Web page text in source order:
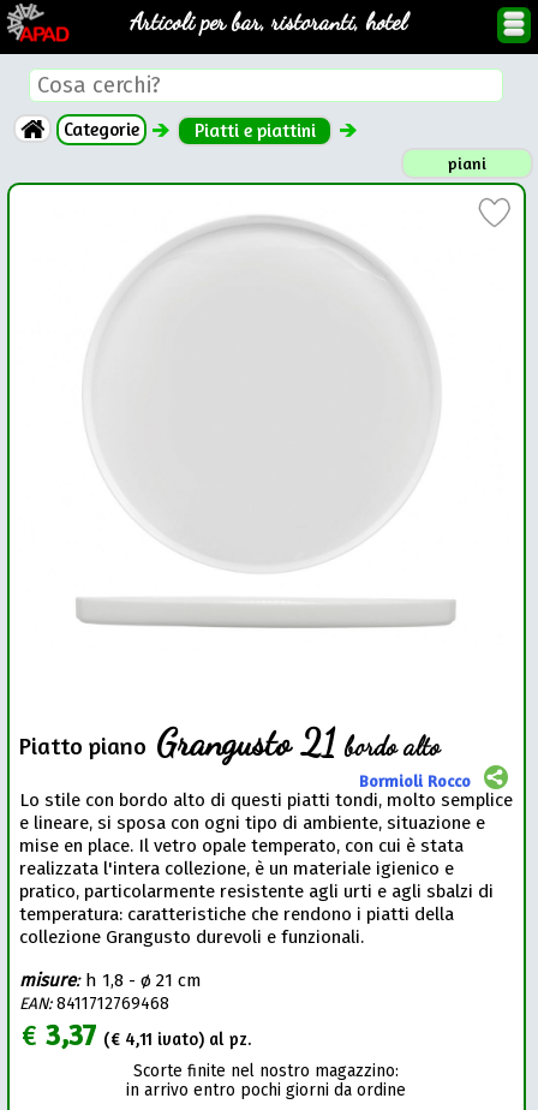
Articoli per bar, ristoranti, hotel
Categorie Piatti e piattini
piani
Piatto piano Grangusto 21bordo alto
Bormioli Rocco
Lo stile con bordo alto di questi piatti tondi, molto semplice
e lineare, si sposa con ogni tipo di ambiente, situazione e
mise en place. Il vetro opale temperato, con cui è stata
realizzata l'intera collezione, è un materiale igienico e
pratico, particolarmente resistente agli urti e agli sbalzi di
temperatura: caratteristiche che rendono i piatti della
collezione Grangusto durevoli e funzionali.
misure: h 1,8 - ø 21 cm
EAN:8411712769468
€3,37 (€ 4,11 ivato) al pz.
Scorte finite nel nostro magazzino:
in arrivo entro pochi giorni da ordine